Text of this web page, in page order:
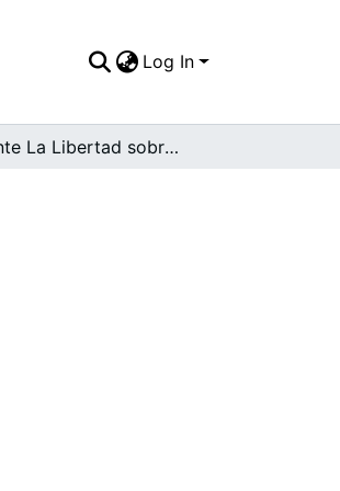
Log In
Puente La Libertad sobre el río Guadalajara